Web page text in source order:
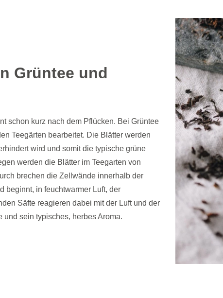
Grüntee und
schon kurz nach dem Pflücken. Bei Grüntee
Teegärten bearbeitet. Die Blätter werden
wird und somit die typische grüne
werden die Blätter im Teegarten von
brechen die Zellwände innerhalb der
beginnt, in feuchtwarmer Luft, der
Säfte reagieren dabei mit der Luft und der
sein typisches, herbes Aroma.